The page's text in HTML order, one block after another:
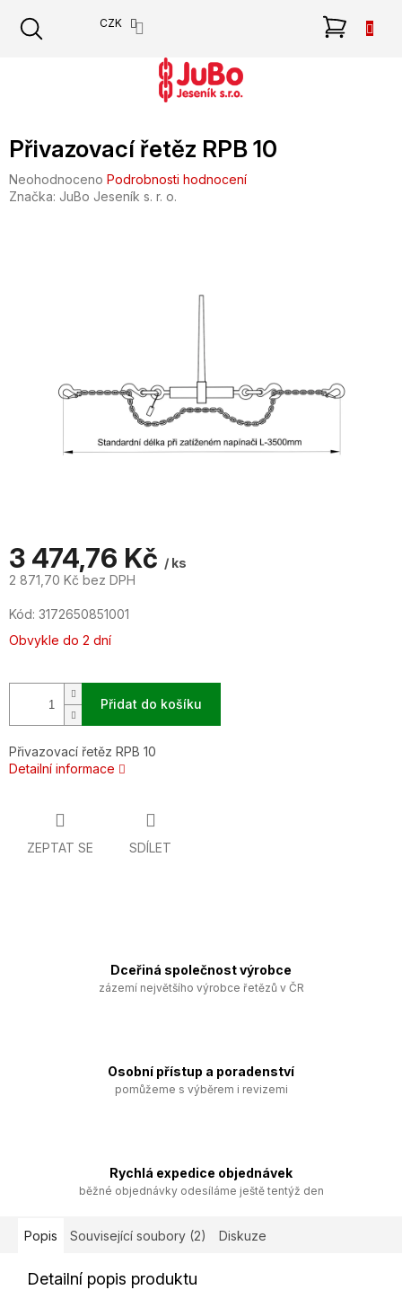
obsah
CZK
Přivazovací řetěz RPB 10
Průměrné
hodnocení
Neohodnoceno Podrobnosti hodnocení
Značka: JuBo Jeseník s. r. o.
3 474,76 Kč / ks
2 871,70 Kč bez DPH
cena:
Kód: 3172650851001
Obvykle do 2 dní
Přidat do košíku
Přivazovací řetěz RPB 10
Detailní informace
ZEPTAT SE SDÍLET
Dceřiná společnost výrobce
zázemí největšího výrobce řetězů v ČR
Osobní přístup a poradenství
pomůžeme s výběrem i revizemi
Rychlá expedice objednávek
běžné objednávky odesíláme ještě tentýž den
Popis Související soubory (2) Diskuze
Detailní popis produktu